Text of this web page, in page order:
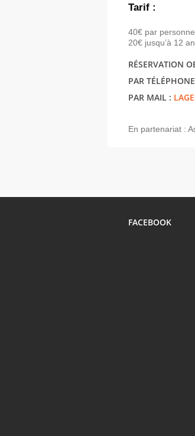
Tarif :
40€ par personne
20€ jusqu’à 12
RÉSERVATION
PAR
PAR MAIL :
En partenariat :
FACEBOOK